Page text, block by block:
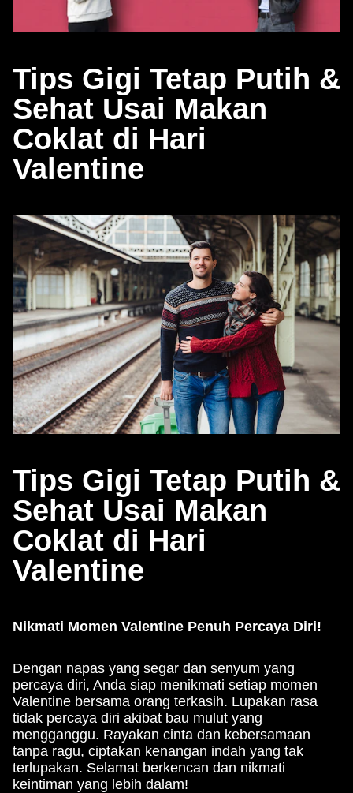
Tips Gigi Tetap Putih &
Sehat Usai Makan
Coklat di Hari
Valentine
Tips Gigi Tetap Putih &
Sehat Usai Makan
Coklat di Hari
Valentine
Nikmati Momen Valentine Penuh Percaya Diri!
Dengan napas yang segar dan senyum yang
percaya diri, Anda siap menikmati setiap momen
Valentine bersama orang terkasih. Lupakan rasa
tidak percaya diri akibat bau mulut yang
mengganggu. Rayakan cinta dan kebersamaan
tanpa ragu, ciptakan kenangan indah yang tak
terlupakan. Selamat berkencan dan nikmati
keintiman yang lebih dalam!